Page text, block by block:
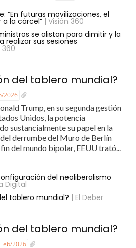
“En futuras movilizaciones, el
la cárcel”| Visión 360
se alistan para dimitir y la
realizar sus sesiones
360
del tablero mundial?
2026
Trump, en su segunda gestión
Unidos, la potencia
sustancialmente su papel en la
derrumbe del Muro de Berlín
del mundo bipolar, EEUU trató...
del neoliberalismo
Digital
tablero mundial? | El Deber
del tablero mundial?
2026